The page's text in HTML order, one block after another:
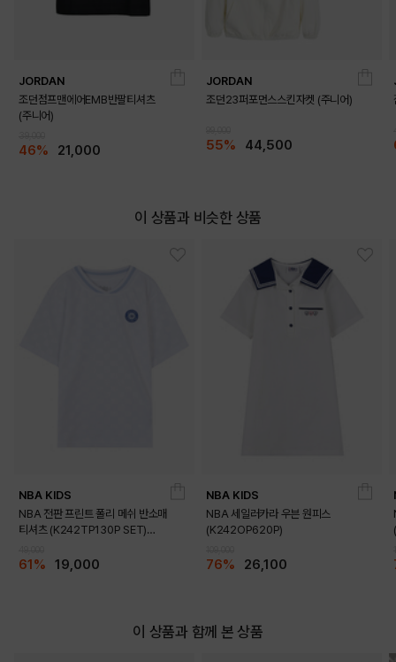
DETAILS
JORDAN
조던점프맨에어EMB반팔티셔츠
(주니어)
46% 21,000
JORDAN
조던23퍼포먼스스킨자켓 (주니어)
55% 44,500
이 상품과 비슷한 상품
NBA KIDS
NBA 전판 프린트 폴리 메쉬 반소매
티셔츠 (K242TP130P SET)
61% 19,000
NBA KIDS
NBA 세일러카라 우븐 원피스
(K242OP620P)
76% 26,100
이 상품과 함께 본 상품